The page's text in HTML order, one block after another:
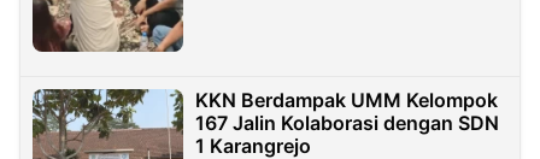
KKN Berdampak UMM Kelompok
167 Jalin Kolaborasi dengan SDN
1 Karangrejo